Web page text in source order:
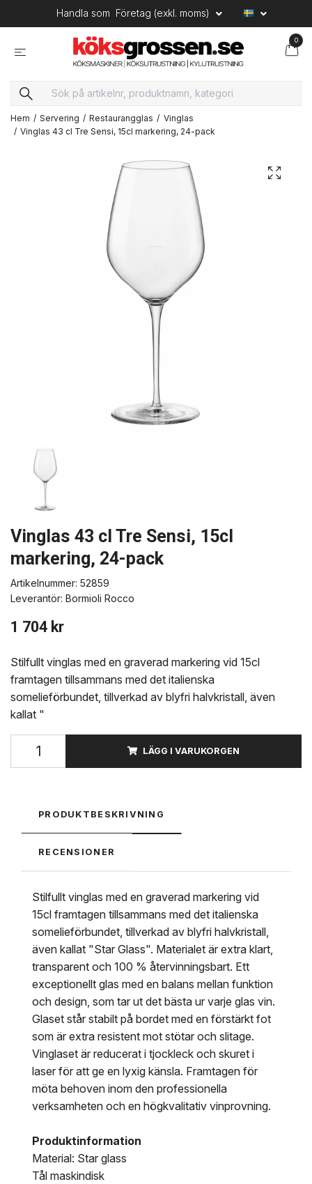
Handla som Företag (exkl. moms)
0
Hem Servering Restaurangglas
Vinglas
Vinglas 43 cl Tre Sensi, 15cl markering, 24-pack
Vinglas 43 cl Tre Sensi, 15cl
markering, 24-pack
Artikelnummer: 52859
Leverantör: Bormioli Rocco
1 704 kr
Stilfullt vinglas med en graverad markering vid 15cl
framtagen tillsammans med det italienska
somelieförbundet, tillverkad av blyfri halvkristall, även
kallat "
LÄGG I VARUKORGEN
PRODUKTBESKRIVNING
RECENSIONER
Stilfullt vinglas med en graverad markering vid
15cl framtagen tillsammans med det italienska
somelieförbundet, tillverkad av blyfri halvkristall,
även kallat "Star Glass". Materialet är extra klart,
transparent och 100 % återvinningsbart. Ett
exceptionellt glas med en balans mellan funktion
och design, som tar ut det bästa ur varje glas vin.
Glaset står stabilt på bordet med en förstärkt fot
som är extra resistent mot stötar och slitage.
Vinglaset är reducerat i tjockleck och skuret i
laser för att ge en lyxig känsla. Framtagen för
möta behoven inom den professionella
verksamheten och en högkvalitativ vinprovning.
Produktinformation
Material: Star glass
Tål maskindisk